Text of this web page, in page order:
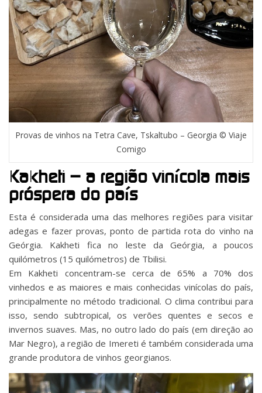
Provas de vinhos na Tetra Cave, Tskaltubo – Georgia © Viaje
Comigo
Kakheti – a região vinícola mais
próspera do país
Esta é considerada uma das melhores regiões para visitar
adegas e fazer provas, ponto de partida rota do vinho na
Geórgia. Kakheti fica no leste da Geórgia, a poucos
quilómetros (15 quilómetros) de Tbilisi.
Em Kakheti concentram-se cerca de 65% a 70% dos
vinhedos e as maiores e mais conhecidas vinícolas do país,
principalmente no método tradicional. O clima contribui para
isso, sendo subtropical, os verões quentes e secos e
invernos suaves. Mas, no outro lado do país (em direção ao
Mar Negro), a região de Imereti é também considerada uma
grande produtora de vinhos georgianos.